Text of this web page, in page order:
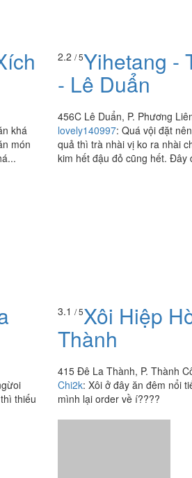
khá
món
2.2 / 5Yihetang -
- Lê Duẩn
456C Lê Duẩn, P. Phương
lovely140997: Quá vội đặt
quả thì trà nhài vị ko ra nhài
kim hết đậu đỏ cũng hết. Đây
thiếu
3.1 / 5Xôi Hiệp
Thành
415 Đê La Thành, P. Thành
Chi2k: Xôi ở đây ăn đêm nổi
mình lại order về í????